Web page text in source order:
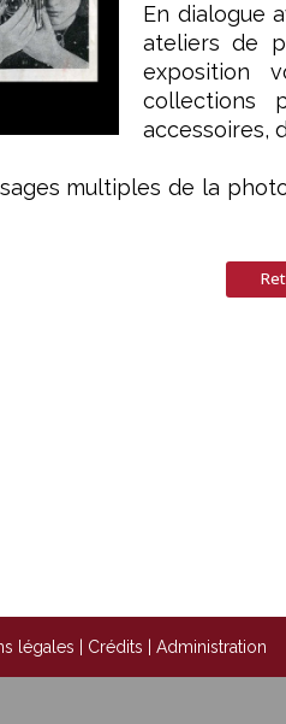
En dialogue
ateliers de
exposition
collections
accessoires,
multiples de la
légales Crédits |Administration